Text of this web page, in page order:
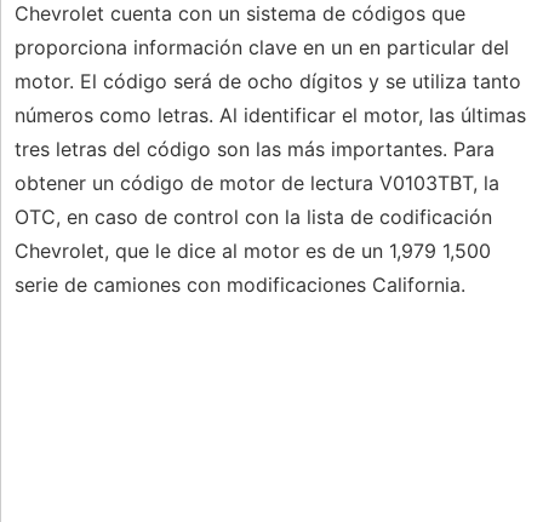
Chevrolet cuenta con un sistema de códigos que
proporciona información clave en un en particular del
motor. El código será de ocho dígitos y se utiliza tanto
números como letras. Al identificar el motor, las últimas
tres letras del código son las más importantes. Para
obtener un código de motor de lectura V0103TBT, la
OTC, en caso de control con la lista de codificación
Chevrolet, que le dice al motor es de un 1,979 1,500
serie de camiones con modificaciones California.